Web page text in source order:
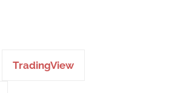
TradingView